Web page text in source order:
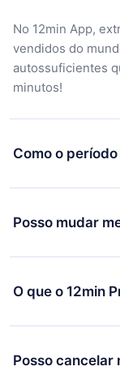
No 12min App,
vendidos do
autossuficientes
minutos!
Como o
Você pode baixar
motivo não ficar
equipe de
Posso mudar
Sim, mas a
exemplo, se você
mudança para o
O que o 12min
O 12min
títulos disponíveis
ouvir a qualquer
Posso cancelar